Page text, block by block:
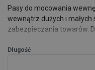
Pasy do mocowania
wewnątrz dużych i
zabezpieczania towarów.
uszkodzenia pojazdu.
Długość